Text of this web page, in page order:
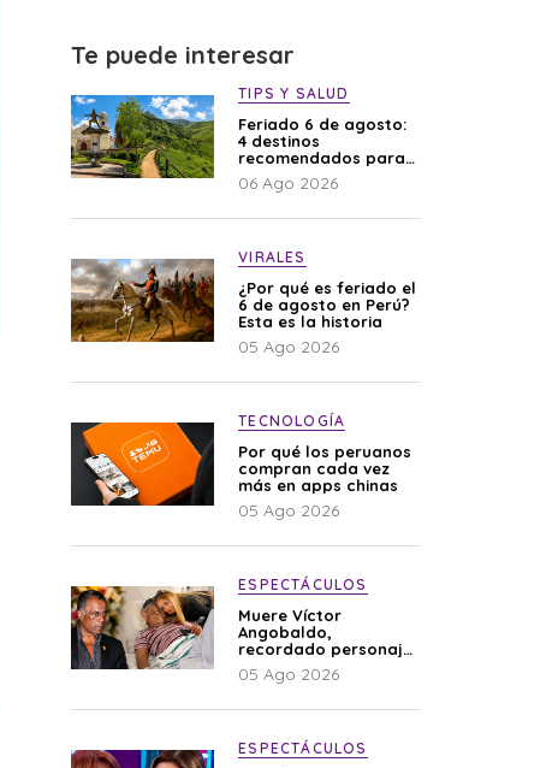
Te puede interesar
TIPS Y SALUD
Feriado 6 de agosto:
4 destinos
recomendados para
disfrutar el descanso
06 Ago 2026
VIRALES
¿Por qué es feriado el
6 de agosto en Perú?
Esta es la historia
05 Ago 2026
TECNOLOGÍA
Por qué los peruanos
compran cada vez
más en apps chinas
05 Ago 2026
ESPECTÁCULOS
Muere Víctor
Angobaldo,
recordado personaje
de la farándula y
expareja de Shirley
05 Ago 2026
ESPECTÁCULOS